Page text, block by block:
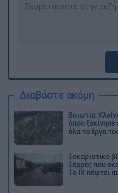
Διαβάστε ακόμη
Βοιωτία:
όπου
όλα τα έργα
Σοκαριστικό
Σέρρες που
Το ΙΧ πέφτει